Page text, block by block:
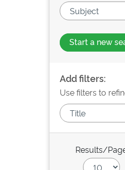
Start a new
Add filters:
Use filters to
Results/